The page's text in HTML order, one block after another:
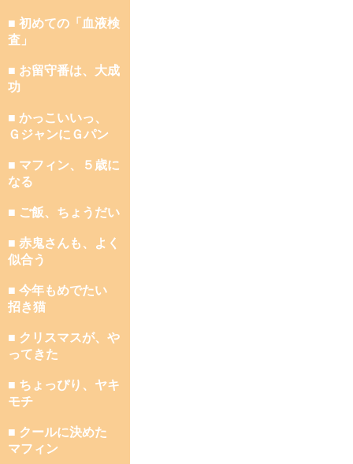
■ 初めての「血液検
査」
■ お留守番は、大成
功
■ かっこいいっ、
ＧジャンにＧパン
■ マフィン、５歳に
なる
■ ご飯、ちょうだい
■ 赤鬼さんも、よく
似合う
■ 今年もめでたい
招き猫
■ クリスマスが、や
ってきた
■ ちょっぴり、ヤキ
モチ
■ クールに決めた
マフィン